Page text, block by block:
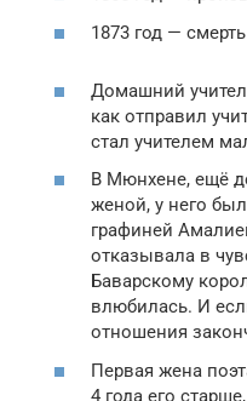
1873 год — смерть
Домашний
как отправил
стал учителем
В Мюнхене, ещё
женой, у него
графиней
отказывала в
Баварскому
влюбилась. И
отношения
Первая жена
4 года его